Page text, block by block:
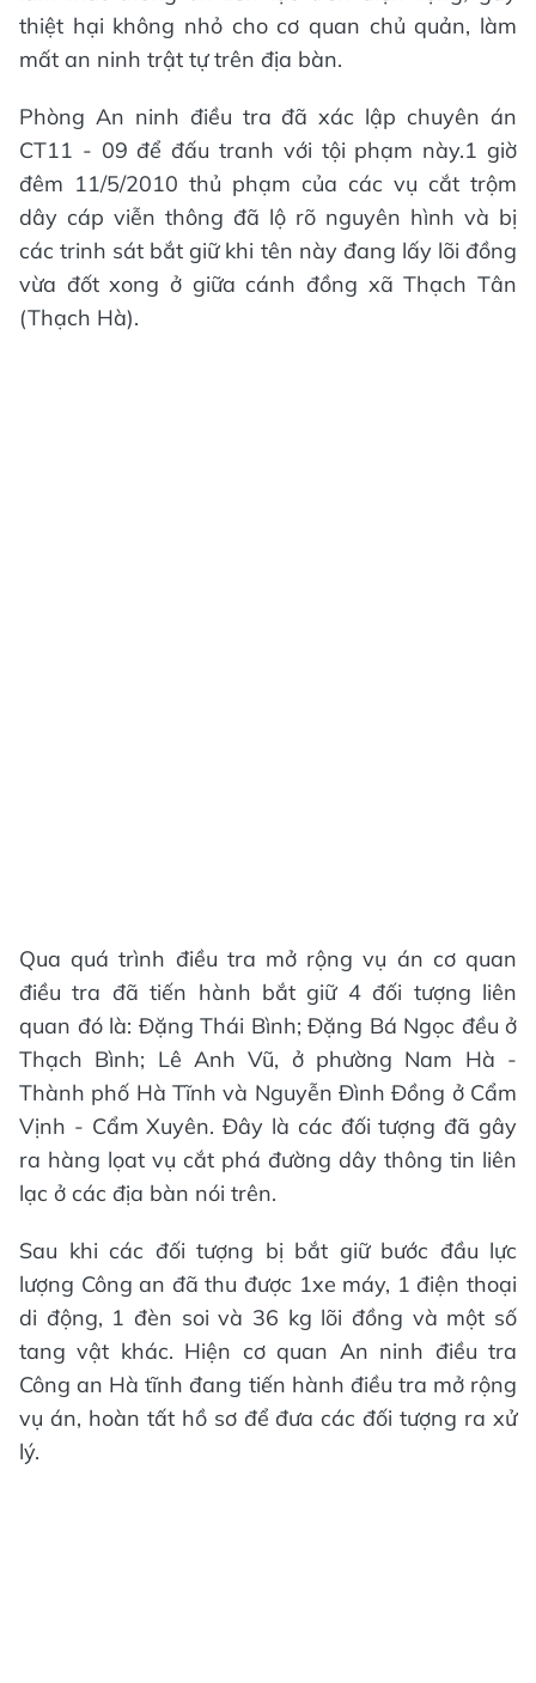
thiệt hại không nhỏ cho cơ quan chủ quản, làm
mất an ninh trật tự trên địa bàn.
Phòng An ninh điều tra đã xác lập chuyên án
CT11 - 09 để đấu tranh với tội phạm này.1 giờ
đêm 11/5/2010 thủ phạm của các vụ cắt trộm
dây cáp viễn thông đã lộ rõ nguyên hình và bị
các trinh sát bắt giữ khi tên này đang lấy lõi đồng
vừa đốt xong ở giữa cánh đồng xã Thạch Tân
(Thạch Hà).
Qua quá trình điều tra mở rộng vụ án cơ quan
điều tra đã tiến hành bắt giữ 4 đối tượng liên
quan đó là: Đặng Thái Bình; Đặng Bá Ngọc đều ở
Thạch Bình; Lê Anh Vũ, ở phường Nam Hà -
Thành phố Hà Tĩnh và Nguyễn Đình Đồng ở Cẩm
Vịnh - Cẩm Xuyên. Đây là các đối tượng đã gây
ra hàng lọat vụ cắt phá đường dây thông tin liên
lạc ở các địa bàn nói trên.
Sau khi các đối tượng bị bắt giữ bước đầu lực
lượng Công an đã thu được 1xe máy, 1 điện thoại
di động, 1 đèn soi và 36 kg lõi đồng và một số
tang vật khác. Hiện cơ quan An ninh điều tra
Công an Hà tĩnh đang tiến hành điều tra mở rộng
vụ án, hoàn tất hồ sơ để đưa các đối tượng ra xử
lý.